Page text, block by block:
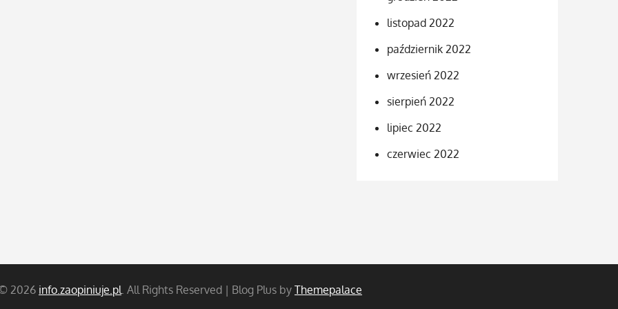
listopad 2022
październik 2022
wrzesień 2022
sierpień 2022
lipiec 2022
czerwiec 2022
2026 info.zaopiniuje.pl . All Rights Reserved | Blog Plus by Themepalace